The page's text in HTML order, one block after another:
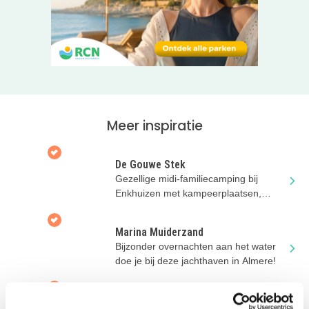
vakantiehuis aan het water? Klik dan door naar de website
van Resort Knuitershoek!
Meer inspiratie
De Gouwe Stek
Gezellige midi-familiecamping bij
Enkhuizen met kampeerplaatsen,
Marina Muiderzand
Bijzonder overnachten aan het water
doe je bij deze jachthaven in Almere!